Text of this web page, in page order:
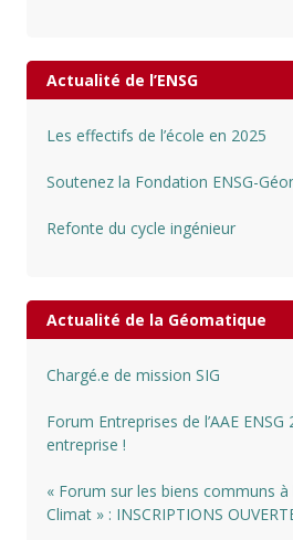
Actualité de l’ENSG
Les effectifs de l’école en 2025
Soutenez la Fondation ENSG-
Refonte du cycle ingénieur
Actualité de la Géomatique
Chargé.e de mission SIG
Forum Entreprises de l’AAE
entreprise !
« Forum sur les biens communs à
Climat » : INSCRIPTIONS